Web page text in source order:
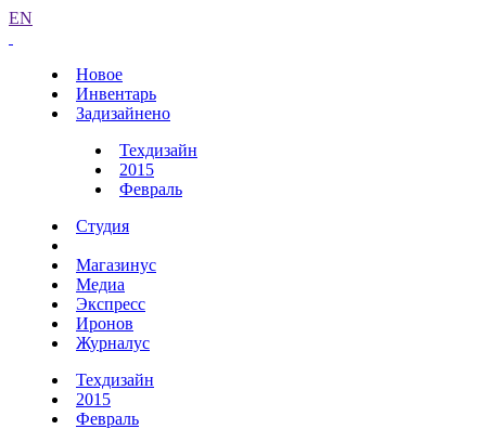
EN
Новое
Инвентарь
Задизайнено
Техдизайн
2015
Февраль
Студия
Магазинус
Медиа
Экспресс
Иронов
Журналус
Техдизайн
2015
Февраль